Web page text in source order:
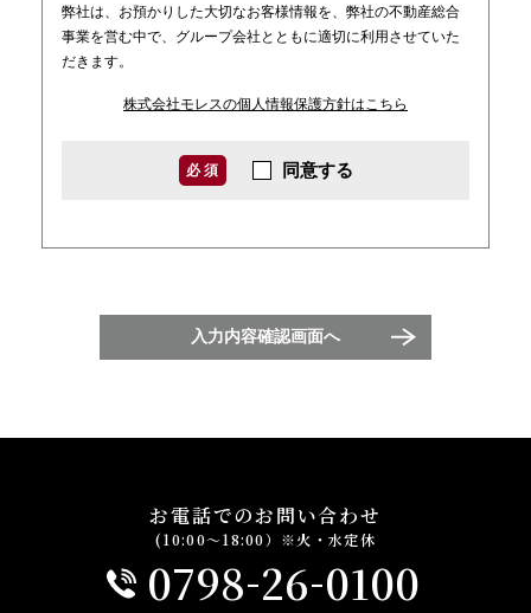
弊社は、お預かりした大切なお客様情報を、弊社の不動産総合
事業を営む中で、グループ会社とともに適切に利用させていた
だきます。
株式会社モレスの個人情報保護方針はこちら
必 須 同意する
入力内容確認画面へ
お電話でのお問い合わせ
(10:00～18:00）※火・水定休
0798-26-0100